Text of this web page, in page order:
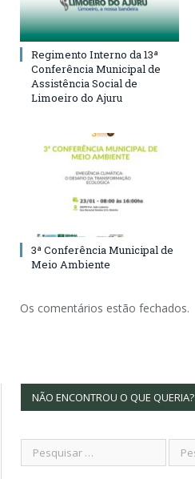
Regimento Interno da 13ª
Conferência Municipal de
Assistência Social de
Limoeiro do Ajuru
3ª Conferência Municipal de
Meio Ambiente
Os comentários estão fechados.
NÃO ENCONTROU O QUE QUERIA?